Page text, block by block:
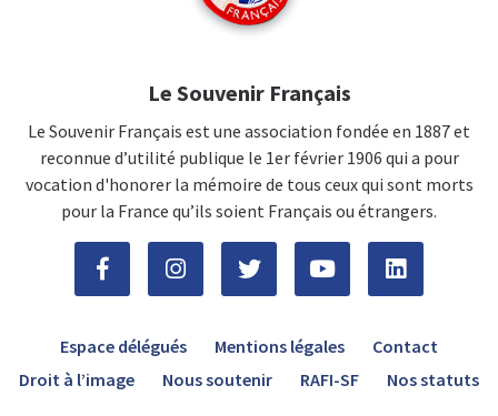
Le Souvenir Français
Le Souvenir Français est une association fondée en 1887 et
reconnue d’utilité publique le 1er février 1906 qui a pour
vocation d'honorer la mémoire de tous ceux qui sont morts
pour la France qu’ils soient Français ou étrangers.
Espace délégués Mentions légales
Contact
Droit à l’image
Nous soutenir RAFI-SF Nos statuts